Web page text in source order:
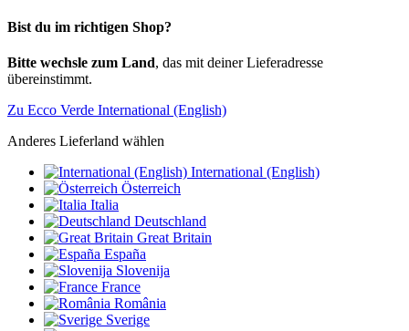
Bist du im richtigen Shop?
Bitte wechsle zum Land, das mit deiner Lieferadresse
übereinstimmt.
Zu Ecco Verde International (English)
Anderes Lieferland wählen
International (English)
Österreich
Italia
Deutschland
Great Britain
España
Slovenija
France
România
Sverige